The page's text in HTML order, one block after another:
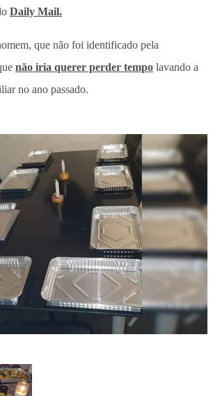
Daily Mail.
que não foi identificado pela
não iria querer perder tempo lavando a
no ano passado.